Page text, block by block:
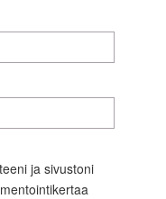
ja sivustoni